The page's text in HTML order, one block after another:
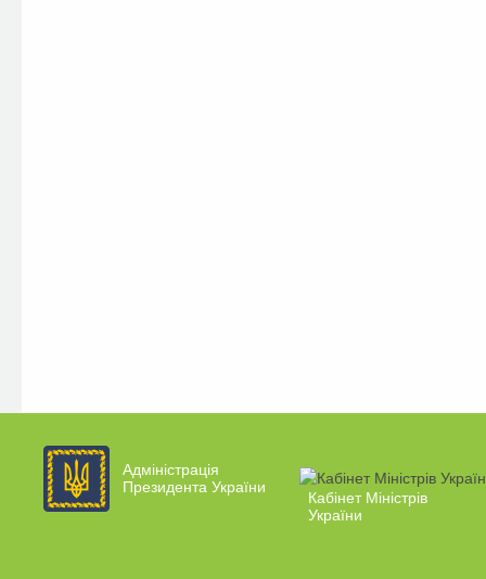
Адміністрація
Президента України
Кабінет Міністрів
України